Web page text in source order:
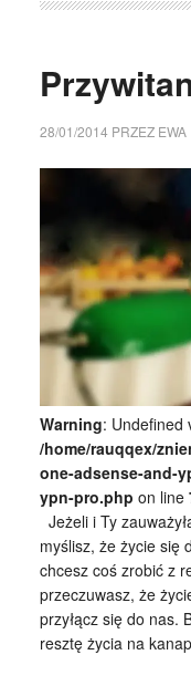
28/01/2014 PRZEZ EWA
Warning: Undefined
/home/rauqqex/
one-adsense-and-
ypn-pro.php on line
Jeżeli i Ty
myślisz, że życie się
chcesz coś zrobić z
przeczuwasz, że
przyłącz się do nas.
resztę życia na